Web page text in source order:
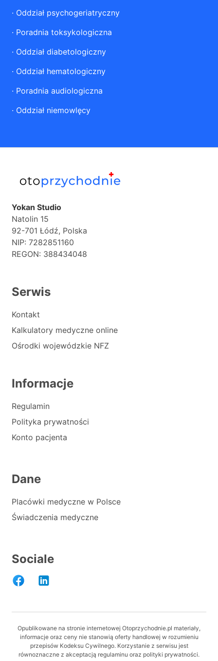
· Oddział psychogeriatryczny
· Poradnia toksykologiczna
· Oddział diabetologiczny
· Oddział hematologiczny
· Poradnia audiologiczna
· Oddział niemowlęcy
Yokan Studio
Natolin 15
92-701 Łódź, Polska
NIP: 7282851160
REGON: 388434048
Serwis
Kontakt
Kalkulatory medyczne online
Ośrodki wojewódzkie NFZ
Informacje
Regulamin
Polityka prywatności
Konto pacjenta
Dane
Placówki medyczne w Polsce
Świadczenia medyczne
Sociale
Opublikowane na stronie internetowej Otoprzychodnie.pl materiały,
informacje oraz ceny nie stanowią oferty handlowej w rozumieniu
przepisów Kodeksu Cywilnego. Korzystanie z serwisu jest
równoznaczne z akceptacją regulaminu oraz polityki prywatności.